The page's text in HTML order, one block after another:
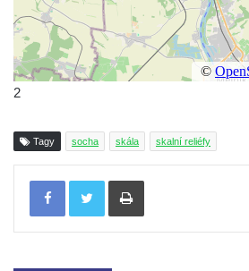
2
Tagy socha skála skalní reliéfy
Tisknout